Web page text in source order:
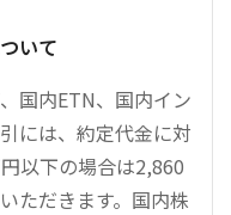
いて
国内ETN、国内イン
には、約定代金に対
以下の場合は2,860
ただきます。国内株